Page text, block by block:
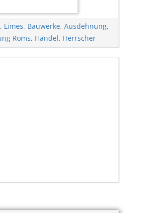
, Limes, Bauwerke, Ausdehnung,
Roms, Handel, Herrscher